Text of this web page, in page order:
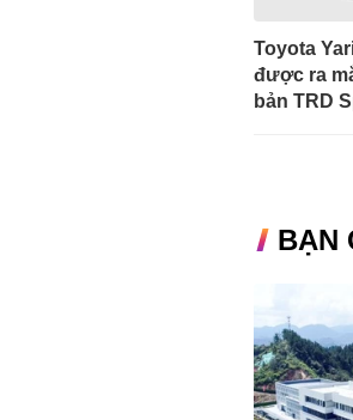
Toyota
được ra
bản TRD
BẠN